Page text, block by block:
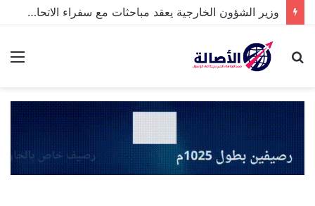
وزير الشؤون الخارجية يعقد مباحثات مع سفراء الاتحاد الأوروبي والقائمة بالأعمال في السفارة الأميركية
بحث